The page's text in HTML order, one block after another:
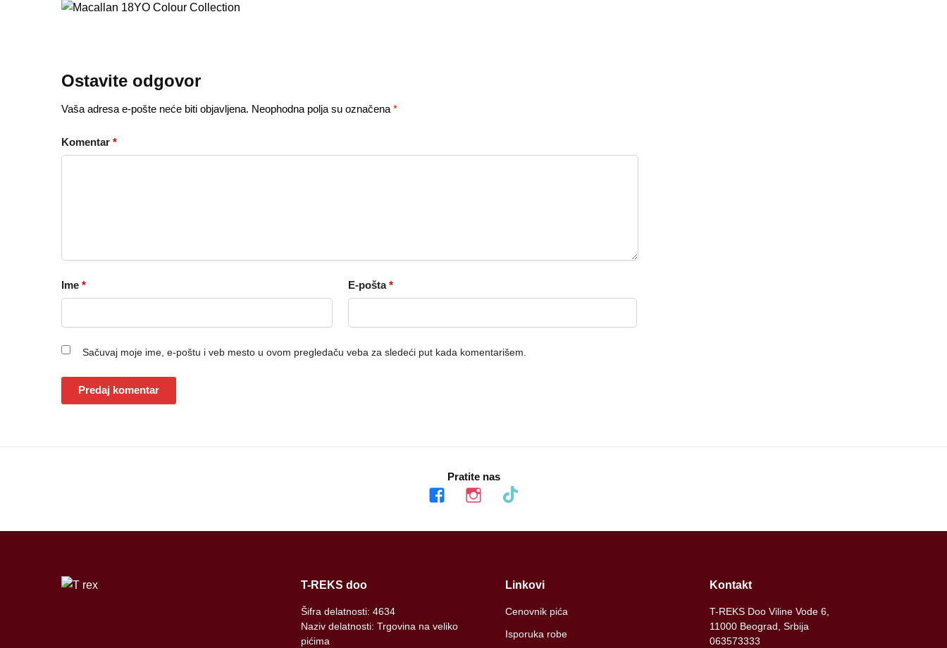
Ostavite odgovor
Vaša adresa e-pošte neće biti objavljena. Neophodna polja su označena *
Komentar *
Ime * E-pošta*
Sačuvaj moje ime, e-poštu i veb mesto u ovom pregledaču veba za sledeći put kada komentarišem.
Pratite nas
facebookinstagramtiktok
T-REKS doo
Šifra delatnosti: 4634
Naziv delatnosti: Trgovina na veliko
pićima
Linkovi
Cenovnik pića
Isporuka robe
Kontakt
T-REKS Doo Viline Vode 6,
11000 Beograd, Srbija
063573333